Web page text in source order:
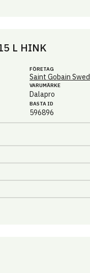
L HINK
FÖRETAG
Saint Gobain
VARUMÄRKE
Dalapro
BASTA ID
596896